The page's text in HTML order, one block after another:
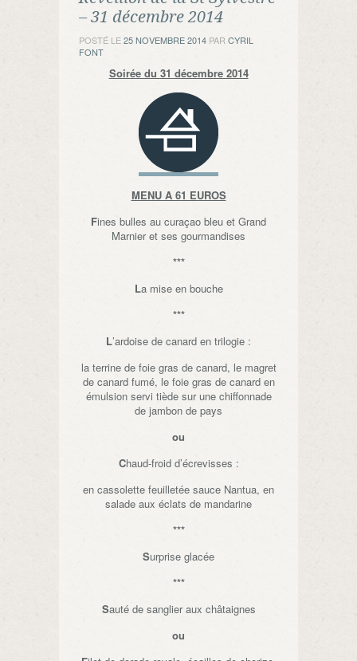
– 31 décembre 2014
POSTÉ LE25 NOVEMBRE 2014 PAR CYRIL
FONT
Soirée du 31 décembre 2014
MENU A 61 EUROS
Fines bulles au curaçao bleu et Grand
Marnier et ses gourmandises
***
La mise en bouche
***
L’ardoise de canard en trilogie :
la terrine de foie gras de canard, le magret
de canard fumé, le foie gras de canard en
émulsion servi tiède sur une chiffonnade
de jambon de pays
ou
Chaud-froid d’écrevisses :
en cassolette feuilletée sauce Nantua, en
salade aux éclats de mandarine
***
Surprise glacée
***
Sauté de sanglier aux châtaignes
ou